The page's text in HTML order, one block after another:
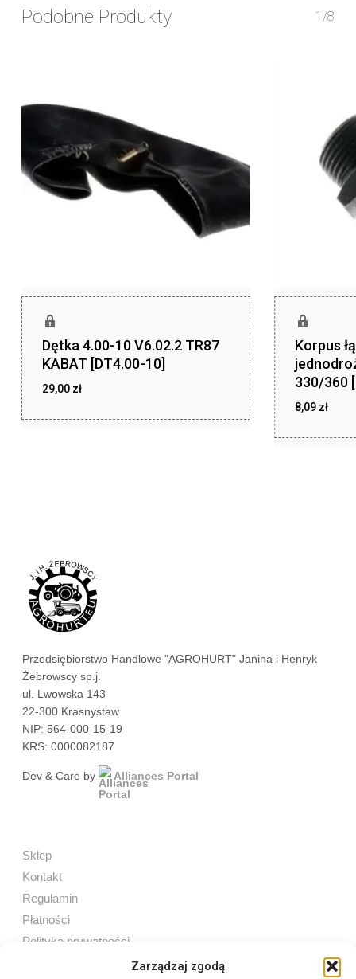
Zarządzaj zgodą
Podobne Produkty 1/8
Dętka 4.00-10 V6.02.2 TR87
KABAT [DT4.00-10]
29,00 zł
Korpus
330/360
8,09 zł
Przedsiębiorstwo Handlowe "AGROHURT" Janina i Henryk
Żebrowscy sp.j.
ul. Lwowska 143
22-300 Krasnystaw
NIP: 564-000-15-19
KRS: 0000082187
Dev & Care by Alliances Portal
Sklep
Kontakt
Regulamin
Płatności
Polityka prywatności